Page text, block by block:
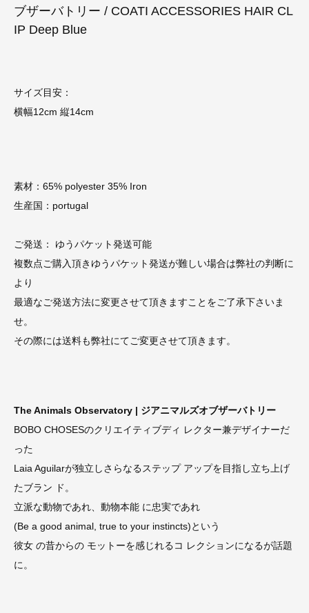
ブザーバトリー / COATI ACCESSORIES HAIR CL
IP Deep Blue
サイズ目安：
横幅12cm 縦14cm
素材：65% polyester 35% Iron
生産国：portugal
ご発送： ゆうパケット発送可能
複数点ご購入頂きゆうパケット発送が難しい場合は弊社の判断に
より
最適なご発送方法に変更させて頂きますことをご了承下さいま
せ。
その際には送料も弊社にてご変更させて頂きます。
The Animals Observatory | ジアニマルズオブザーバトリー
BOBO CHOSESのクリエイティブディ レクター兼デザイナーだ
った
Laia Aguilarが独立しさらなるステップ アップを目指し立ち上げ
たブラン ド。
立派な動物であれ、動物本能 に忠実であれ
(Be a good animal, true to your instincts)という
彼女 の昔からの モットーを感じれるコ レクションになるが話題
に。